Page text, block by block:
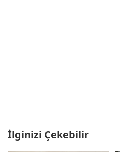
İlginizi Çekebilir